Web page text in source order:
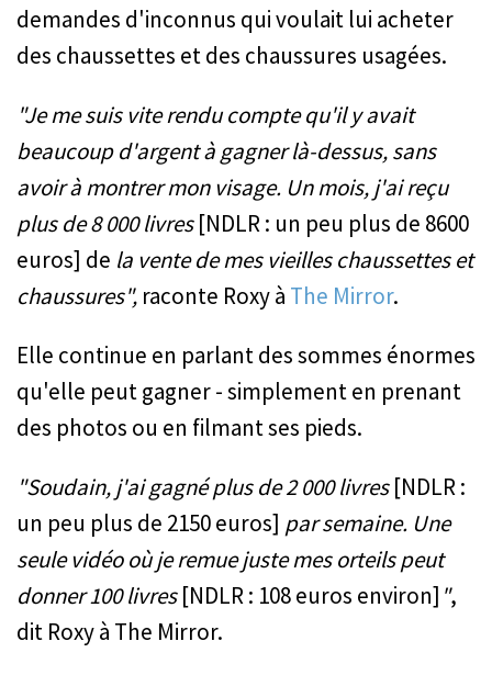
demandes d'inconnus qui voulait lui acheter
des chaussettes et des chaussures usagées.
"Je me suis vite rendu compte qu'il y avait
beaucoup d'argent à gagner là-dessus, sans
avoir à montrer mon visage. Un mois, j'ai reçu
plus de 8 000 livres[NDLR : un peu plus de 8600
euros] de la vente de mes vieilles chaussettes et
chaussures", raconte Roxy à The Mirror.
Elle continue en parlant des sommes énormes
qu'elle peut gagner - simplement en prenant
des photos ou en filmant ses pieds.
"Soudain, j'ai gagné plus de 2 000 livres[NDLR :
un peu plus de 2150 euros] par semaine. Une
seule vidéo où je remue juste mes orteils peut
donner 100 livres[NDLR : 108 euros environ] ",
dit Roxy à The Mirror.